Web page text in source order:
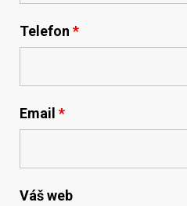
Telefon *
Email *
Váš web